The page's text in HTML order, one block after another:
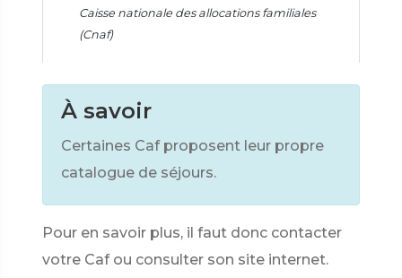
Caisse nationale des allocations familiales
(Cnaf)
À savoir
Certaines Caf proposent leur propre
catalogue de séjours.
Pour en savoir plus, il faut donc contacter
votre Caf ou consulter son site internet.